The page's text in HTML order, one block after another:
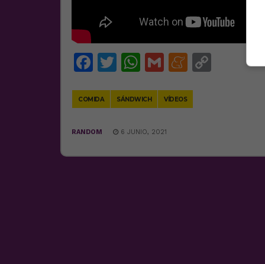
Facebook
Twitter
WhatsApp
Gmail
Copy
COMIDA SÁNDWICH VÍDEOS
RANDOM 6 JUNIO, 2021